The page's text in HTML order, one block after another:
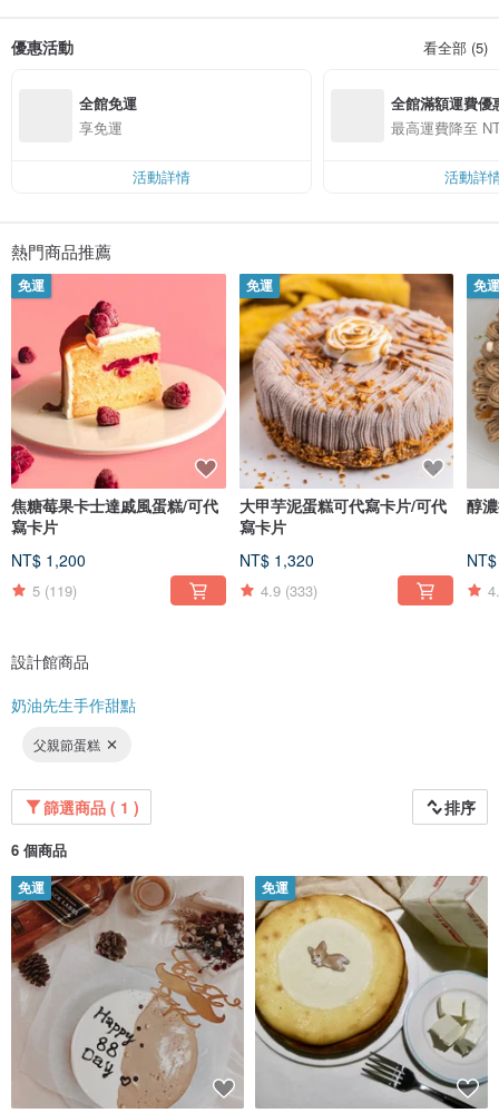
也期待短腿柯基的萌屁屁療癒大家
歡迎有空來坐坐,享受放鬆與自在
更多訊息,請參考奶油先生粉絲專頁~
●使用自家培養的野生酵母製作手工麵包與點心
●當日新鮮手做，限量供應以確保品質!
/關於我們的手創布作/
●獨家設計製作，不撞款
●採用進口日韓布料，花樣獨特!又舒適
優惠活動 看全部 (5)
全館免運
享免運
活動詳情
全館滿額運費優
最高運費降至
活動詳
熱門商品推薦
免運
焦糖莓果卡士達戚風蛋糕/可代
寫卡片
NT$ 1,200
5 (119)
免運
大甲芋泥蛋糕可代寫卡片/可代
寫卡片
NT$ 1,320
4.9 (333)
免
醇
設計館商品
奶油先生手作甜點
父親節蛋糕
篩選商品 ( 1 ) 排序
6 個商品
免運 免運